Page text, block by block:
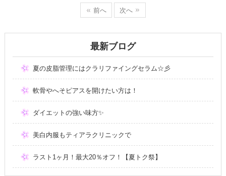
前へ 次へ
最新ブログ
夏の皮脂管理にはクラリファイングセラム☆彡
軟骨やへそピアスを開けたい方は！
ダイエットの強い味方✨
美白内服もティアラクリニックで
ラスト1ヶ月！最大20％オフ！【夏トク祭】